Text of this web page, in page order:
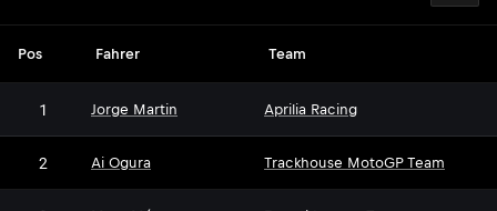
Pos Fahrer Team
1 Jorge Martin Aprilia Racing
2 Ai Ogura Trackhouse MotoGP Team